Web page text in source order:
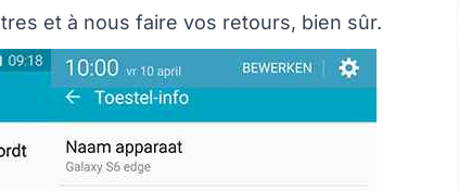
et à nous faire vos retours, bien sûr.